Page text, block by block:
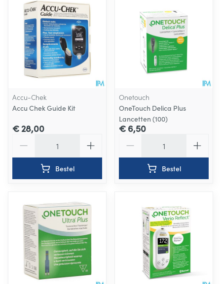
Accu-Chek
Accu Chek Guide Kit
€ 28,00
Bestel
Onetouch
OneTouch Delica Plus
Lancetten (100)
€ 6,50
Bestel